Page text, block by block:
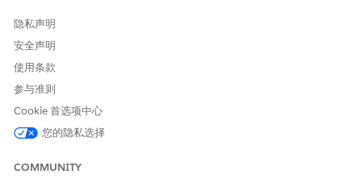
隐私声明
安全声明
使用条款
参与准则
Cookie 首选项中心
您的隐私选择
COMMUNITY